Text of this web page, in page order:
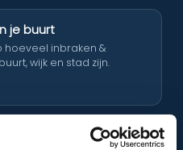
je buurt
hoeveel inbraken &
wijk en stad zijn.